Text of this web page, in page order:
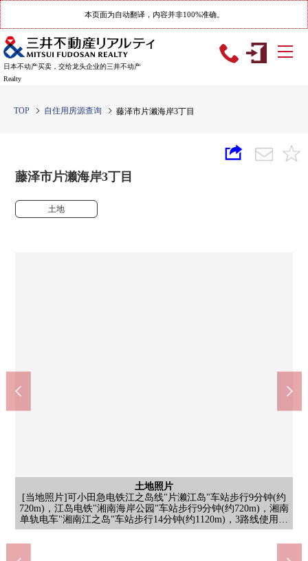
本页面为自动翻译，内容并非100%准确。
日本不动产买卖，交给龙头企业的三井不动产
Realty
TOP 自住用房源查询 藤泽市片濑海岸3丁目
藤泽市片濑海岸3丁目
土地
土地照片
[当地照片]可小田急电铁江之岛线"片濑江岛"车站步行9分钟(约
720m)，江岛电铁"湘南海岸公园"车站步行9分钟(约720m)，湘南
单轨电车"湘南江之岛"车站步行14分钟(约1120m)，3路线使用…
土地照片
[当地照片]在有建筑条件的待售土地，没有。能用喜欢的House厂
商、建筑公司以及计划讨论。
土地照片
[当地照片]湘南海岸公园以及片濑西浜、鹄沼海水浴场不久能享受
海边的散步以及海上娱乐项目
含有前面道路的外观
[西南一侧前面道路]幅员约3.5m
yamaka江之岛商店(约1310m)
Lawson片濑海岸2丁目商店(约620m)
HAC药品江之岛商店(约1350m)
湘南海岸公园(海风Terrace)(约590m)
藤泽市立片濑小学(约1280m)
藤泽市立片濑中学(约2370m)
有，迫使内科医院(约690m)
片濑西浜、鹄沼海水浴场(约560m)
湘南海岸公园站(江岛电铁)(约650m)
片濑江之岛站(小田急江之岛线)(约710m)